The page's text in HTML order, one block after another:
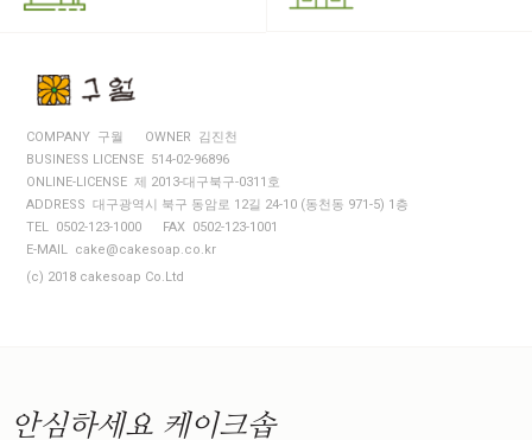
COMPANY 구월
OWNER 김진천
BUSINESS LICENSE 514-02-96896
ONLINE-LICENSE 제 2013-대구북구-0311호
ADDRESS 대구광역시 북구 동암로 12길 24-10 (동천동 971-5) 1층
TEL 0502-123-1000
FAX 0502-123-1001
E-MAIL cake@cakesoap.co.kr
(c) 2018 cakesoap Co.Ltd
안심하세요 케이크솝